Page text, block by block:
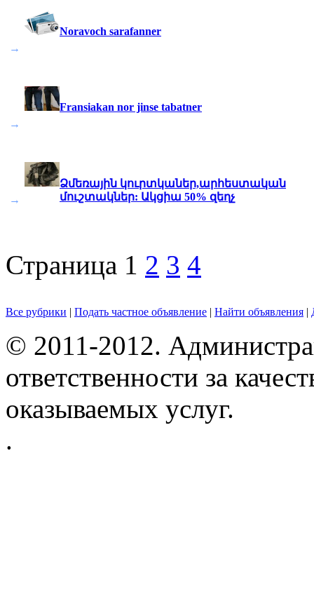
→
Noravoch sarafanner
→
Fransiakan nor jinse tabatner
→
Ձմեռային կուրտկաներ,արհեստական
մուշտակներ: Ակցիա 50% զեղչ
Страница 1 2 3 4
Все рубрики | Подать частное объявление | Найти объявления |
© 2011-2012.
ответственности за
оказываемых услуг.
.